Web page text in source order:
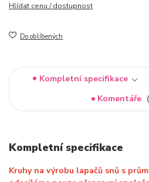
Hlídat cenu / dostupnost
Do oblíbených
Kompletní specifikace
Komentáře
Kompletní specifikace
Kruhy na výrobu lapačů snů s